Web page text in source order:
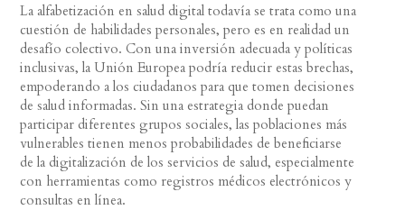
La alfabetización en salud digital todavía se trata como una
cuestión de habilidades personales, pero es en realidad un
desafío colectivo. Con una inversión adecuada y políticas
inclusivas, la Unión Europea podría reducir estas brechas,
empoderando a los ciudadanos para que tomen decisiones
de salud informadas. Sin una estrategia donde puedan
participar diferentes grupos sociales, las poblaciones más
vulnerables tienen menos probabilidades de beneficiarse
de la digitalización de los servicios de salud, especialmente
con herramientas como registros médicos electrónicos y
consultas en línea.